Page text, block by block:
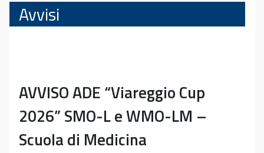
Avvisi
AVVISO ADE “Viareggio Cup
2026” SMO-L e WMO-LM –
Scuola di Medicina